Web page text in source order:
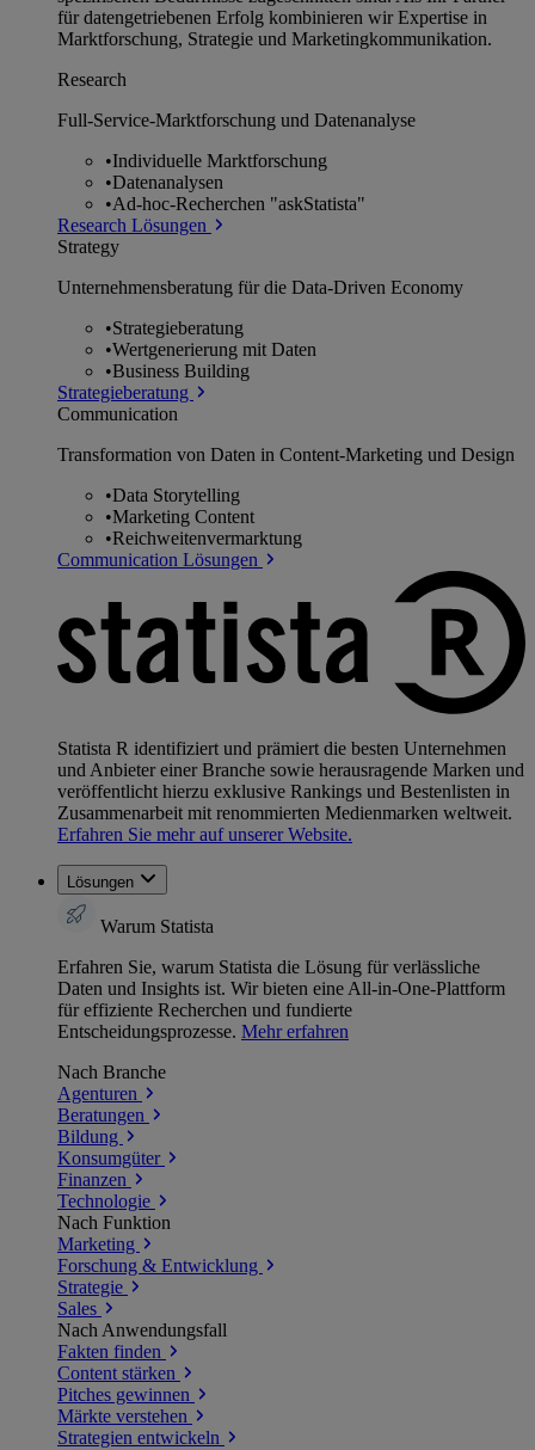
für datengetriebenen Erfolg kombinieren wir Expertise in
Marktforschung, Strategie und Marketingkommunikation.
Research
Full-Service-Marktforschung und Datenanalyse
•Individuelle Marktforschung
•Datenanalysen
•Ad-hoc-Recherchen "askStatista"
Research Lösungen
Strategy
Unternehmens­beratung für die Data-Driven Economy
•Strategieberatung
•Wertgenerierung mit Daten
•Business Building
Strategieberatung
Communication
Transformation von Daten in Content-Marketing und Design
•Data Storytelling
•Marketing Content
•Reichweitenvermarktung
Communication Lösungen
Statista R identifiziert und prämiert die besten Unternehmen
und Anbieter einer Branche sowie herausragende Marken und
veröffentlicht hierzu exklusive Rankings und Bestenlisten in
Zusammenarbeit mit renommierten Medienmarken weltweit.
Erfahren Sie mehr auf unserer Website.
Lösungen
Warum Statista
Erfahren Sie, warum Statista die Lösung für verlässliche
Daten und Insights ist. Wir bieten eine All-in-One-Plattform
für effiziente Recherchen und fundierte
Entscheidungsprozesse. Mehr erfahren
Nach Branche
Agenturen
Beratungen
Bildung
Konsumgüter
Finanzen
Technologie
Nach Funktion
Marketing
Forschung & Entwicklung
Strategie
Sales
Nach Anwendungsfall
Fakten finden
Content stärken
Pitches gewinnen
Märkte verstehen
Strategien entwickeln